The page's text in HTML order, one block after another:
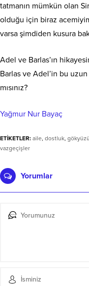
tatmanın mümkün olan
olduğu için biraz
varsa şimdiden kusura
Adel ve Barlas’ın
Barlas ve Adel’in bu
mısınız?
Yağmur Nur Bayaç
ETİKETLER: aile, dostluk, gökyüzü
vazgeçişler
Yorumlar